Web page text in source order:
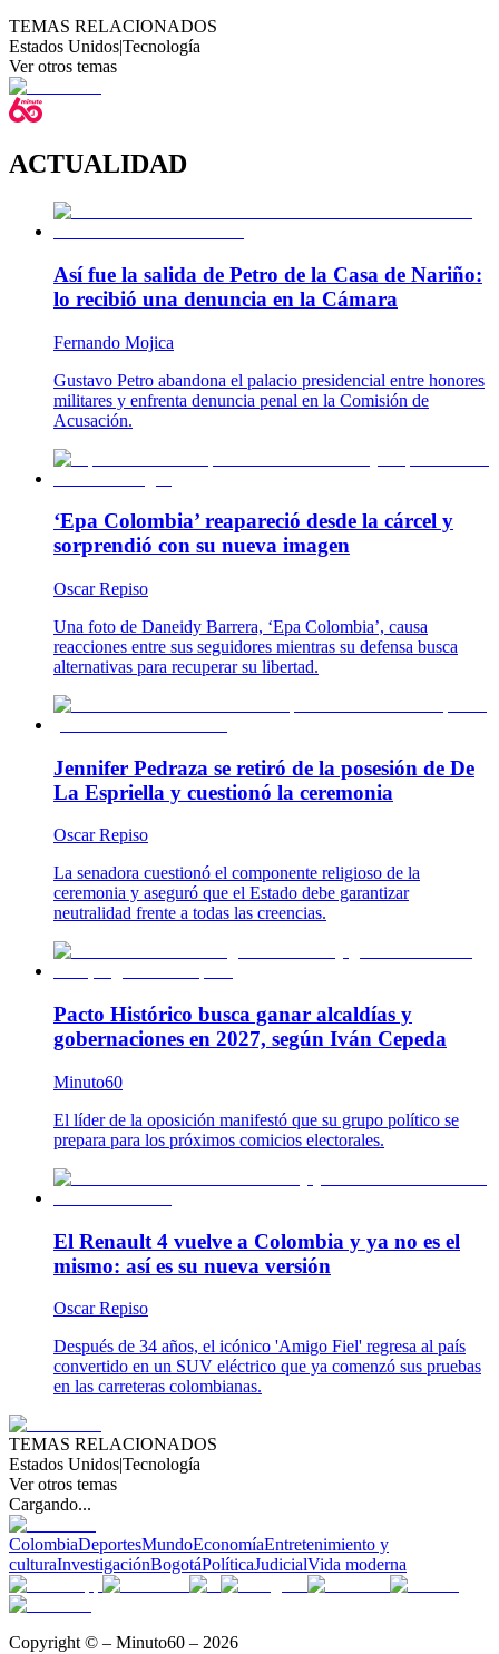
TEMAS RELACIONADOS
Estados Unidos|Tecnología
Ver otros temas
ACTUALIDAD
Así fue la salida de Petro de la Casa de Nariño:
lo recibió una denuncia en la Cámara
Fernando Mojica
Gustavo Petro abandona el palacio presidencial entre honores
militares y enfrenta denuncia penal en la Comisión de
Acusación.
‘Epa Colombia’ reapareció desde la cárcel y
sorprendió con su nueva imagen
Oscar Repiso
Una foto de Daneidy Barrera, ‘Epa Colombia’, causa
reacciones entre sus seguidores mientras su defensa busca
alternativas para recuperar su libertad.
Jennifer Pedraza se retiró de la posesión de De
La Espriella y cuestionó la ceremonia
Oscar Repiso
La senadora cuestionó el componente religioso de la
ceremonia y aseguró que el Estado debe garantizar
neutralidad frente a todas las creencias.
Pacto Histórico busca ganar alcaldías y
gobernaciones en 2027, según Iván Cepeda
Minuto60
El líder de la oposición manifestó que su grupo político se
prepara para los próximos comicios electorales.
El Renault 4 vuelve a Colombia y ya no es el
mismo: así es su nueva versión
Oscar Repiso
Después de 34 años, el icónico 'Amigo Fiel' regresa al país
convertido en un SUV eléctrico que ya comenzó sus pruebas
en las carreteras colombianas.
TEMAS RELACIONADOS
Estados Unidos|Tecnología
Ver otros temas
Cargando...
ColombiaDeportesMundoEconomíaEntretenimiento y
culturaInvestigaciónBogotáPolíticaJudicialVida moderna
Copyright © – Minuto60 – 2026